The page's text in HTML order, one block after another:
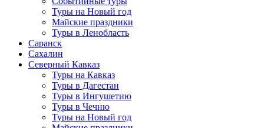
Туры на Новый год
Майские праздники
Туры в Ленобласть
Саранск
Сахалин
Северный Кавказ
Туры на Кавказ
Туры в Дагестан
Туры в Ингушетию
Туры в Чечню
Туры на Новый год